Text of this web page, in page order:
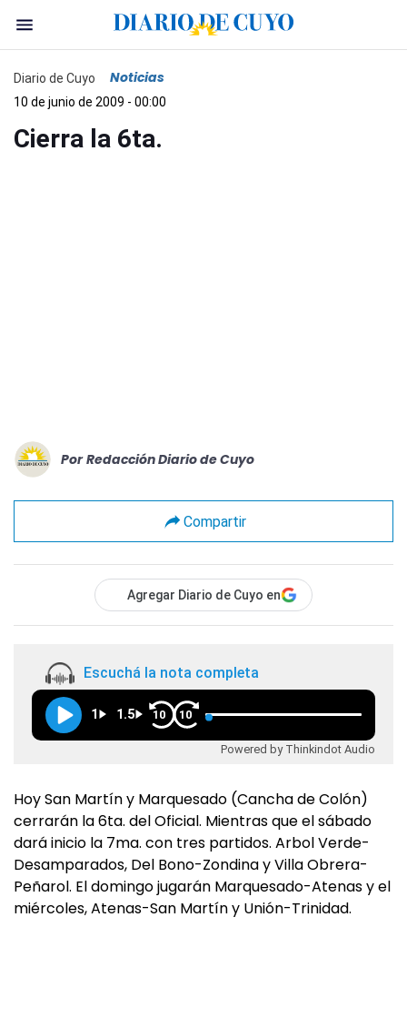
Diario de Cuyo Noticias
10 de junio de 2009 - 00:00
Cierra la 6ta.
Por Redacción Diario de Cuyo
Compartir
Agregar Diario de Cuyo en
Escuchá la nota completa
1 1.5 10 10
Powered by Thinkindot Audio
Hoy San Martín y Marquesado (Cancha de Colón)
cerrarán la 6ta. del Oficial. Mientras que el sábado
dará inicio la 7ma. con tres partidos. Arbol Verde-
Desamparados, Del Bono-Zondina y Villa Obrera-
Peñarol. El domingo jugarán Marquesado-Atenas y el
miércoles, Atenas-San Martín y Unión-Trinidad.